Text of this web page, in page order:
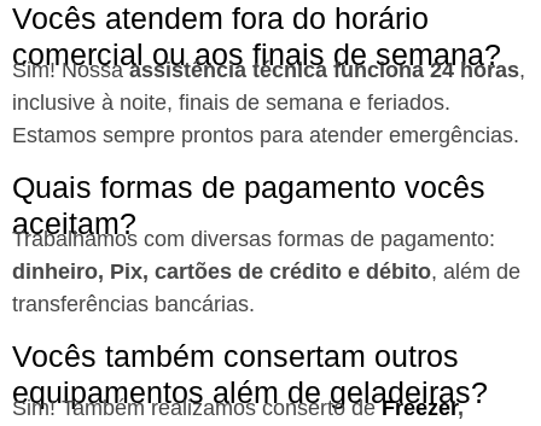
Vocês atendem fora do horário
comercial ou aos finais de semana?
Sim! Nossaassistência técnica funciona 24 horas,
inclusive à noite, finais de semana e feriados.
Estamos sempre prontos para atender emergências.
Quais formas de pagamento vocês
aceitam?
Trabalhamos com diversas formas de pagamento:
dinheiro, Pix, cartões de crédito e débito, além de
transferências bancárias.
Vocês também consertam outros
equipamentos além de geladeiras?
Sim! Também realizamos conserto deFreezer,